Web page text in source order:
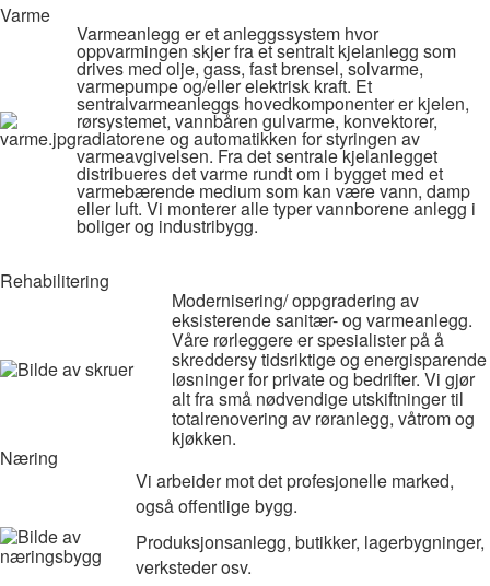
Varme
Varmeanlegg er et anleggssystem hvor
oppvarmingen skjer fra et sentralt kjelanlegg som
drives med olje, gass, fast brensel, solvarme,
varmepumpe og/eller elektrisk kraft. Et
sentralvarmeanleggs hovedkomponenter er kjelen,
rørsystemet, vannbåren gulvarme, konvektorer,
radiatorene og automatikken for styringen av
varmeavgivelsen. Fra det sentrale kjelanlegget
distribueres det varme rundt om i bygget med et
varmebærende medium som kan være vann, damp
eller luft. Vi monterer alle typer vannborene anlegg i
boliger og industribygg.
Rehabilitering
Modernisering/ oppgradering av
eksisterende sanitær- og varmeanlegg.
Våre rørleggere er spesialister på å
skreddersy tidsriktige og energisparende
løsninger for private og bedrifter. Vi gjør
alt fra små nødvendige utskiftninger til
totalrenovering av røranlegg, våtrom og
kjøkken.
Næring
Vi arbeider mot det profesjonelle marked,
også offentlige bygg.
Produksjonsanlegg, butikker, lagerbygninger,
verksteder osv.